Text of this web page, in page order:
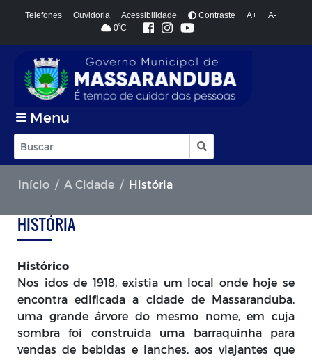
Telefones Ouvidoria Acessibilidade Contraste A+
A-
0ºC
Menu
Início A Cidade História
HISTÓRIA
Histórico
Nos idos de 1918, existia um local onde hoje se
encontra edificada a cidade de Massaranduba,
uma grande árvore do mesmo nome, em cuja
sombra foi construída uma barraquinha para
vendas de bebidas e lanches, aos viajantes que